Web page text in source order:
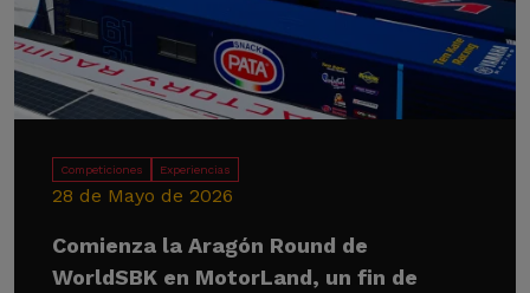
Competiciones Experiencias
28 de Mayo de 2026
Comienza la Aragón Round de
WorldSBK en MotorLand, un fin de